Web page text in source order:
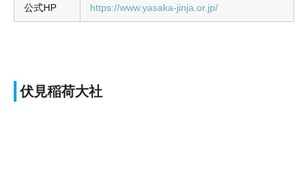
公式HP https://www.yasaka-jinja.or.jp/
伏見稲荷大社